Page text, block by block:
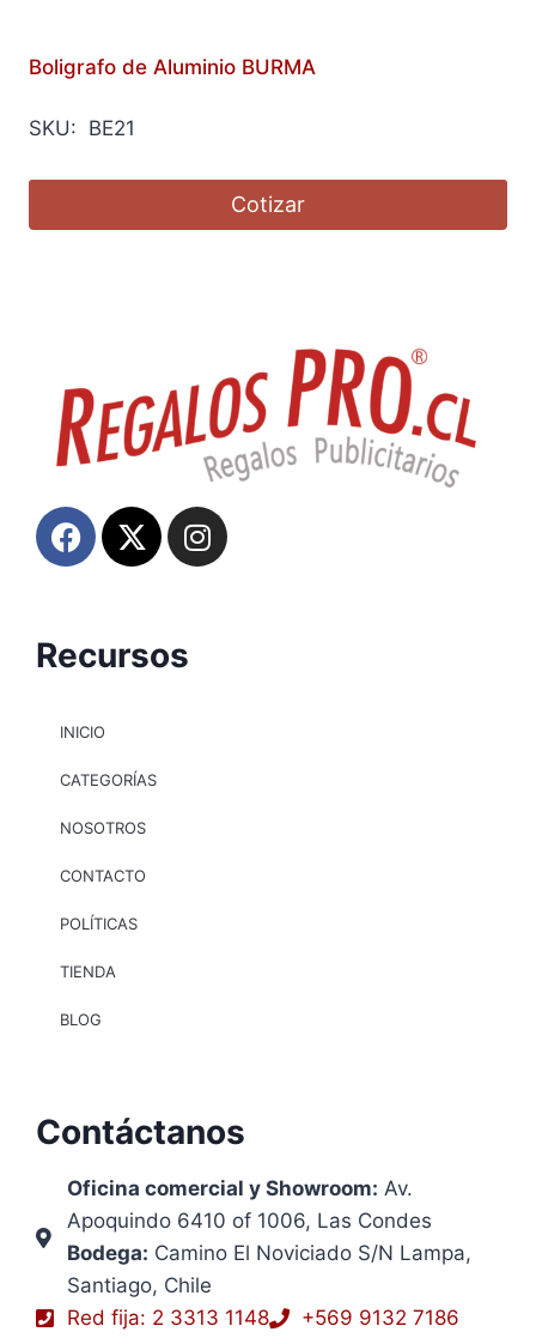
Boligrafo de Aluminio BURMA
SKU: BE21
Cotizar
Contáctanos
Oficina comercial y Showroom: Av.
Apoquindo 6410 of 1006, Las Condes
Bodega: Camino El Noviciado S/N Lampa,
Santiago, Chile
Red fija: 2 3313 1148
+569 9132 7186
Recursos
INICIO
CATEGORÍAS
NOSOTROS
CONTACTO
POLÍTICAS
TIENDA
BLOG